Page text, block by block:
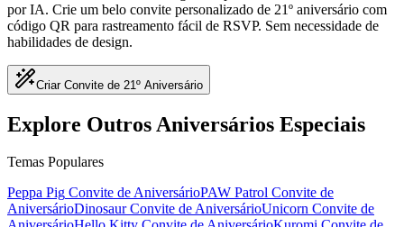
por IA. Crie um belo convite personalizado de 21º aniversário com
código QR para rastreamento fácil de RSVP. Sem necessidade de
habilidades de design.
Criar Convite de 21º Aniversário
Explore Outros Aniversários Especiais
Temas Populares
Peppa Pig Convite de AniversárioPAW Patrol Convite de
AniversárioDinosaur Convite de AniversárioUnicorn Convite de